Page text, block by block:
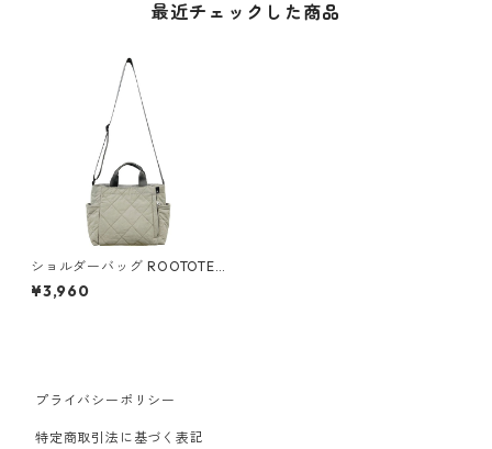
最近チェックした商品
ショルダーバッグ ROOTOTE
SQUARE ルートートスクエア
2way.ダイヤキルト-E グレー
¥3,960
プライバシーポリシー
特定商取引法に基づく表記